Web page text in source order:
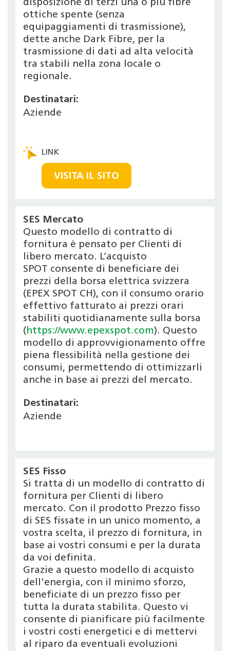
disposizione di terzi una o più fibre
ottiche spente (senza
equipaggiamenti di trasmissione),
dette anche Dark Fibre, per la
trasmissione di dati ad alta velocità
tra stabili nella zona locale o
regionale.
Destinatari:
Aziende
VISITA IL SITO
SES Mercato
Questo modello di contratto di
fornitura è pensato per Clienti di
libero mercato. L’acquisto
SPOT consente di beneficiare dei
prezzi della borsa elettrica svizzera
(EPEX SPOT CH), con il consumo orario
effettivo fatturato ai prezzi orari
stabiliti quotidianamente sulla borsa
( https://www.epexspot.com). Questo
modello di approvvigionamento offre
piena flessibilità nella gestione dei
consumi, permettendo di ottimizzarli
anche in base ai prezzi del mercato.
Destinatari:
Aziende
SES Fisso
Si tratta di un modello di contratto di
fornitura per Clienti di libero
mercato. Con il prodotto Prezzo fisso
di SES fissate in un unico momento, a
vostra scelta, il prezzo di fornitura, in
base ai vostri consumi e per la durata
da voi definita.
Grazie a questo modello di acquisto
dell'energia, con il minimo sforzo,
beneficiate di un prezzo fisso per
tutta la durata stabilita. Questo vi
consente di pianificare più facilmente
i vostri costi energetici e di mettervi
al riparo da eventuali evoluzioni